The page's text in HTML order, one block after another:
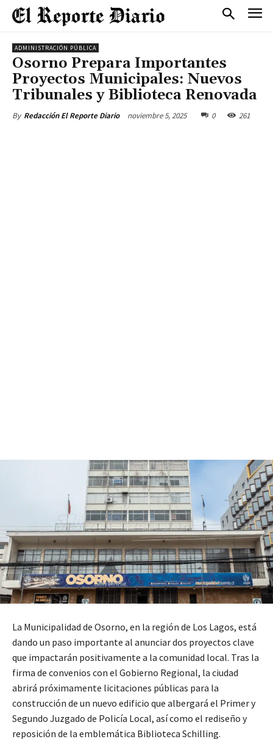
ADMINISTRACIÓN PÚBLICA
Osorno Prepara Importantes
Proyectos Municipales: Nuevos
Tribunales y Biblioteca Renovada
By Redacción El Reporte Diario noviembre 5, 2025 0 261
La Municipalidad de Osorno, en la región de Los Lagos, está
dando un paso importante al anunciar dos proyectos clave
que impactarán positivamente a la comunidad local. Tras la
firma de convenios con el Gobierno Regional, la ciudad
abrirá próximamente licitaciones públicas para la
construcción de un nuevo edificio que albergará el Primer y
Segundo Juzgado de Policía Local, así como el rediseño y
reposición de la emblemática Biblioteca Schilling.